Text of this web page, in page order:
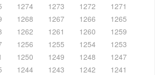
1274 1273 1272
1271
1268 1267 1266
1265
1262 1261 1260
1259
1256 1255 1254
1253
1250 1249 1248
1247
1244 1243 1242
1241